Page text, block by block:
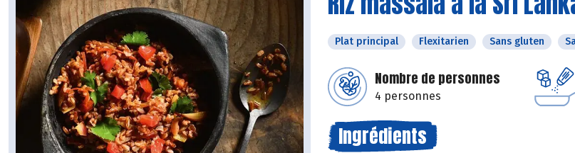
Plat principal Flexitarien Sans gluten
Nombre de personnes
4 personnes
Ingrédients